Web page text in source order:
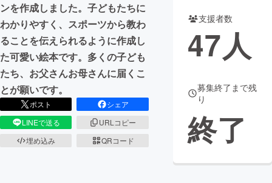
ンを作成しました。子どもたちに
わかりやすく、スポーツから教わ
ることを伝えられるように作成し
た可愛い絵本です。多くの子ども
たち、お父さんお母さんに届くこ
とが願いです。
ポスト
シェア
LINEで送る
URLコピー
埋め込み
QRコード
支援者数
47人
募集終了まで残
り
終了